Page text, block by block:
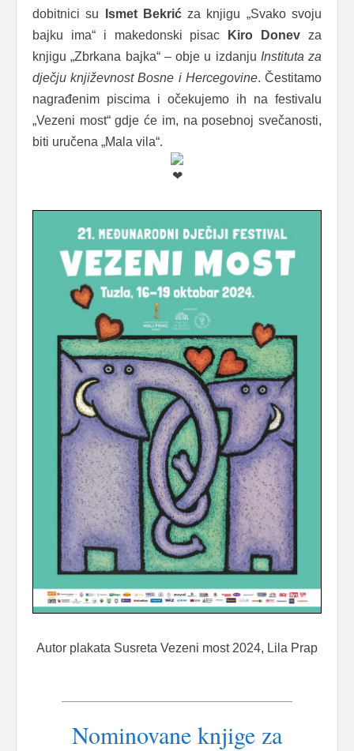
dobitnici su Ismet Bekrićza knjigu „Svako svoju
bajku ima“ i makedonski pisac
Kiro Donev za
knjigu „Zbrkana bajka“ – obje u izdanju Instituta za
dječju književnost Bosne i Hercegovine. Čestitamo
nagrađenim piscima i očekujemo ih na festivalu
„Vezeni most“ gdje će im, na posebnoj svečanosti,
biti uručena „Mala vila“.
Autor plakata Susreta Vezeni most 2024, Lila Prap
Nominovane knjige za